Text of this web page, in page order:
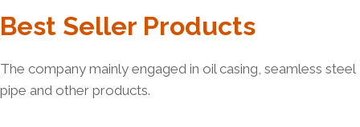
Best Seller Products
The company mainly engaged in oil casing, seamless steel
pipe and other products.